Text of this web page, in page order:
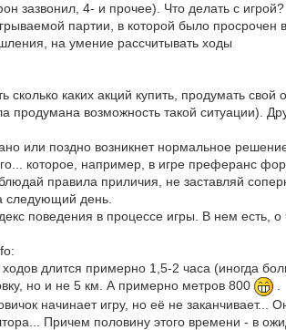
зазвонил, 4- и прочее). Что делать с
партии, в которой было
на умение рассчитывать ходы
сколько каких акций купить, продумать
продумана возможность такой ситуации).
или поздно возникнет нормальное
которое, например, в игре преферанс
правила приличия, не заставляй
следующий день.
поведения в процессе игры. В нем есть, о
длится примерно 1,5-2 часа (иногда
но и не 5 км. А примерно метров 800
.
начинает игру, но её не
Причем половину этого времени - в